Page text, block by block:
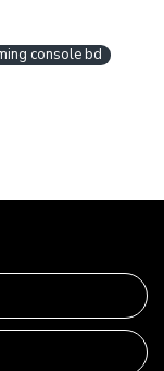
console bd